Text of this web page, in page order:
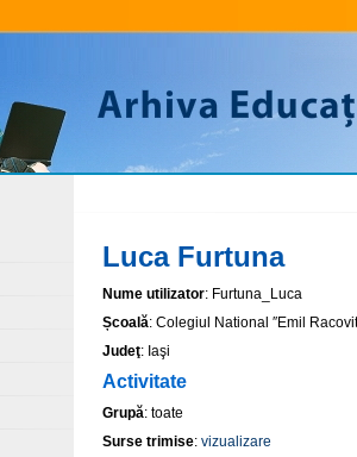
Luca Furtuna
Nume utilizator: Furtuna_Luca
Școală: Colegiul National ″Emil
Judeţ: Iaşi
Activitate
Grupă: toate
Surse trimise: vizualizare